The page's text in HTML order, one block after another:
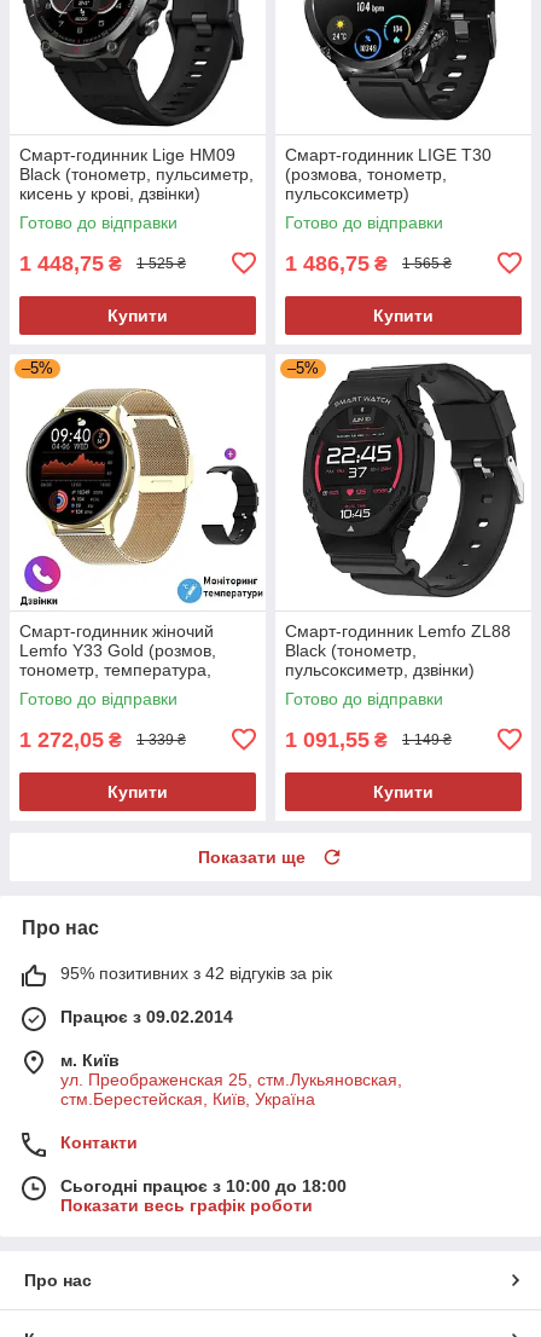
Смарт-годинник Lige HM09
Black (тонометр, пульсиметр,
кисень у крові, дзвінки)
Готово до відправки
1 448,75 ₴ 1 525 ₴
Купити
Смарт-годинник LIGE T30
(розмова, тонометр,
пульсоксиметр)
Готово до відправки
1 486,75 ₴ 1 565 ₴
Купити
–5%
Смарт-годинник жіночий
Lemfo Y33 Gold (розмов,
тонометр, температура,
пульсоксиметр) 2 ремінці
Готово до відправки
1 272,05 ₴ 1 339 ₴
Купити
–5%
Смарт-годинник Lemfo ZL88
Black (тонометр,
пульсоксиметр, дзвінки)
Готово до відправки
1 091,55 ₴ 1 149 ₴
Купити
Показати ще
Про нас
95% позитивних з 42 відгуків за рік
Працює з 09.02.2014
м. Київ
ул. Преображенская 25, стм.Лукьяновская,
стм.Берестейская, Київ, Україна
Контакти
Сьогодні працює з 10:00 до 18:00
Показати весь графік роботи
Про нас